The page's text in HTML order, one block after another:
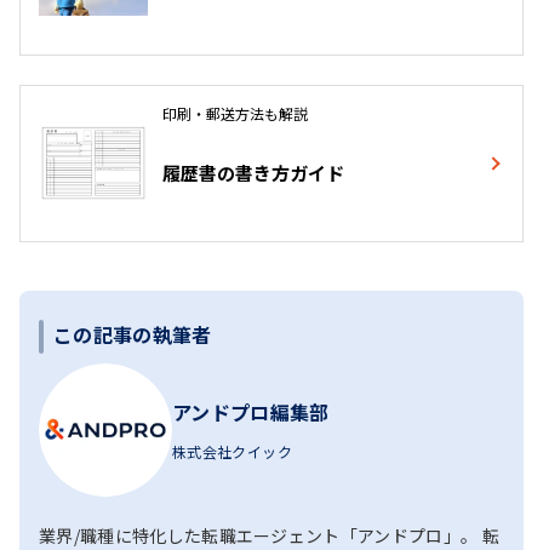
印刷・郵送方法も解説
履歴書の書き方ガイド
この記事の執筆者
アンドプロ編集部
株式会社クイック
業界/職種に特化した転職エージェント「アンドプロ」。 転